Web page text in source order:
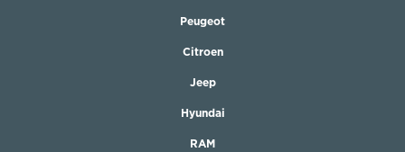
Peugeot
Citroen
Jeep
Hyundai
RAM